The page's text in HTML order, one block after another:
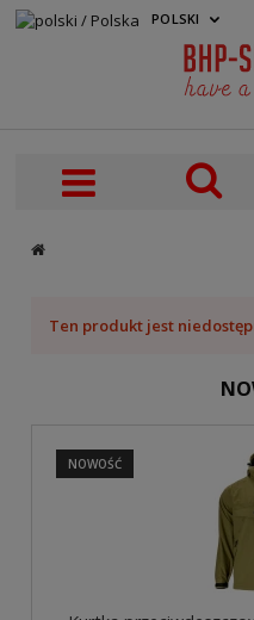
POLSKI
Ten produkt jest
NOWOŚĆ